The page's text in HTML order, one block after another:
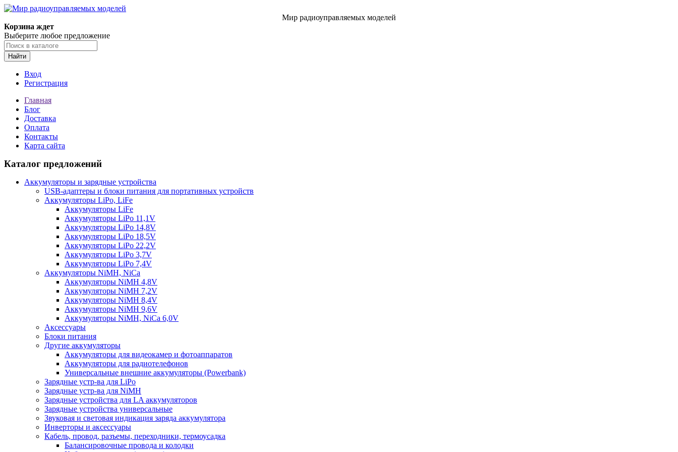
Мир радиоуправляемых моделей
Корзина ждет
Выберите любое предложение
Найти
Вход
Регистрация
Главная
Блог
Доставка
Оплата
Контакты
Карта сайта
Каталог предложений
Аккумуляторы и зарядные устройства
USB-адаптеры и блоки питания для портативных устройств
Аккумуляторы LiPo, LiFe
Аккумуляторы LiFe
Аккумуляторы LiPo 11,1V
Аккумуляторы LiPo 14,8V
Аккумуляторы LiPo 18,5V
Аккумуляторы LiPo 22,2V
Аккумуляторы LiPo 3,7V
Аккумуляторы LiPo 7,4V
Аккумуляторы NiMH, NiCa
Аккумуляторы NiMH 4,8V
Аккумуляторы NiMH 7,2V
Аккумуляторы NiMH 8,4V
Аккумуляторы NiMH 9,6V
Аккумуляторы NiMH, NiCa 6,0V
Аксессуары
Блоки питания
Другие аккумуляторы
Аккумуляторы для видеокамер и фотоаппаратов
Аккумуляторы для радиотелефонов
Универсальные внешние аккумуляторы (Powerbank)
Зарядные устр-ва для LiPo
Зарядные устр-ва для NiMH
Зарядные устройства для LA аккумуляторов
Зарядные устройства универсальные
Звуковая и световая индикация заряда аккумулятора
Инверторы и аксессуары
Кабель, провод, разъемы, переходники, термоусадка
Балансировочные провода и колодки